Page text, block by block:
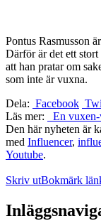
Pontus Rasmusson
Därför är det ett
att han pratar om
som inte är vuxna.
Dela: Facebook
Läs mer:
En
Den här nyheten är
med Influencer,
Youtube.
Skriv utBokmärk